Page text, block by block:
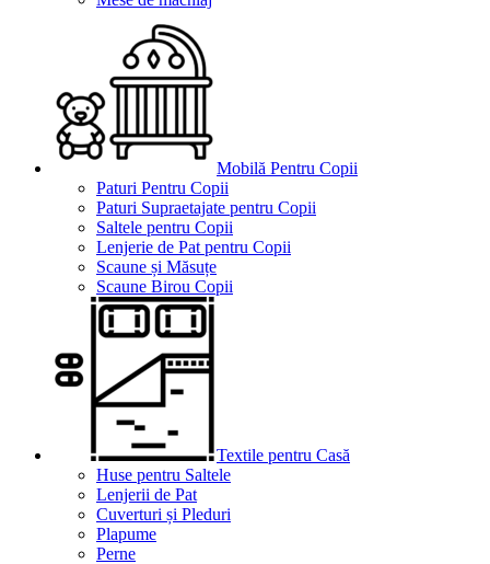
Mobilă Pentru Copii
Paturi Pentru Copii
Paturi Supraetajate pentru Copii
Saltele pentru Copii
Lenjerie de Pat pentru Copii
Scaune și Măsuțe
Scaune Birou Copii
Textile pentru Casă
Huse pentru Saltele
Lenjerii de Pat
Cuverturi și Pleduri
Plapume
Perne